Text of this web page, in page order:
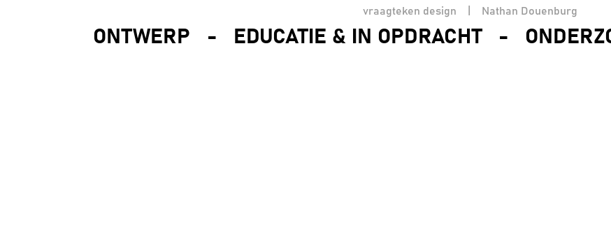
vraagteken design | Nathan Douenburg
ONTWERP - EDUCATIE & IN OPDRACHT -